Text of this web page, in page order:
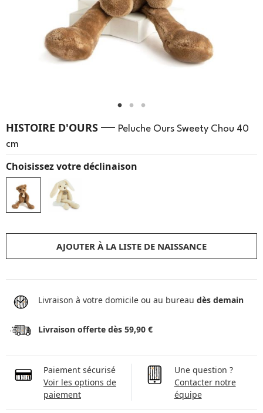
HISTOIRE D'OURS — Peluche Ours Sweety Chou 40
cm
Choisissez votre déclinaison
AJOUTER À LA LISTE DE NAISSANCE
Livraison à votre domicile ou au bureau dès demain
Livraison offerte dès 59,90 €
Paiement sécurisé
Voir les options de
paiement
Une question ?
Contacter notre
équipe